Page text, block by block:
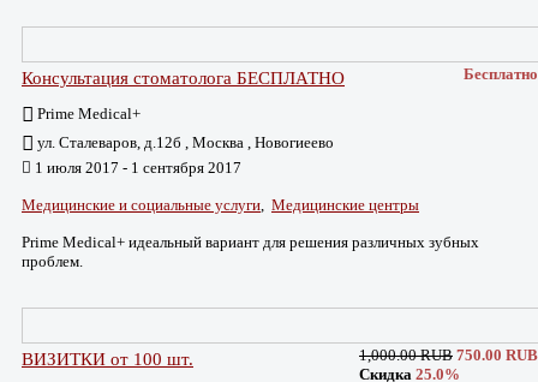
Бесплатно
Консультация стоматолога БЕСПЛАТНО
Prime Medical+
ул. Сталеваров, д.12б , Москва , Новогиеево
1 июля 2017 - 1 сентября 2017
Медицинские и социальные услуги, Медицинские центры
Prime Medical+ идеальный вариант для решения различных зубных
проблем.
1,000.00 RUB 750.00 RUB
Скидка 25.0%
ВИЗИТКИ от 100 шт.